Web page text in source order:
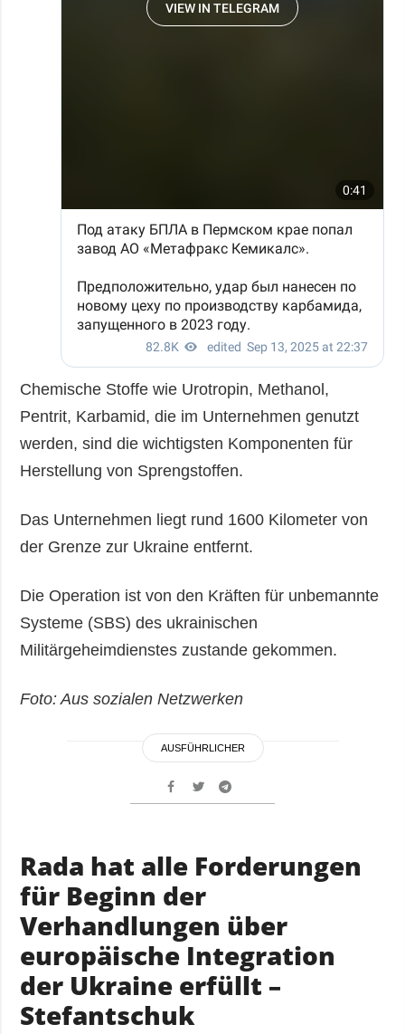
Chemische Stoffe wie Urotropin, Methanol,
Pentrit, Karbamid, die im Unternehmen genutzt
werden, sind die wichtigsten Komponenten für
Herstellung von Sprengstoffen.
Das Unternehmen liegt rund 1600 Kilometer von
der Grenze zur Ukraine entfernt.
Die Operation ist von den Kräften für unbemannte
Systeme (SBS) des ukrainischen
Militärgeheimdienstes zustande gekommen.
Foto: Aus sozialen Netzwerken
AUSFÜHRLICHER
Rada hat alle Forderungen
für Beginn der
Verhandlungen über
europäische Integration
der Ukraine erfüllt –
Stefantschuk